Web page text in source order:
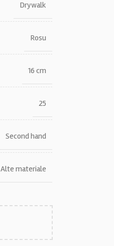
Drywalk
Rosu
16 cm
25
Second hand
Alte materiale